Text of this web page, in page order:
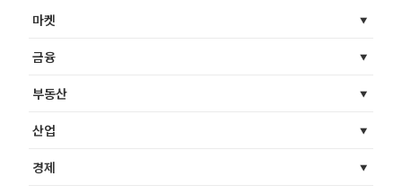
마켓
금융
부동산
산업
경제